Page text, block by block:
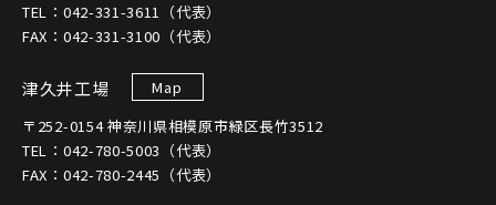
TEL：042-331-3611（代表）
FAX：042-331-3100（代表）
津久井工場
Map
〒252-0154 神奈川県相模原市緑区長竹3512
TEL：042-780-5003（代表）
FAX：042-780-2445（代表）